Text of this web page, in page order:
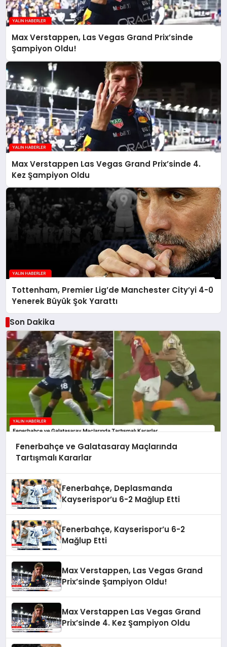
Max Verstappen, Las Vegas Grand Prix’sinde
Şampiyon Oldu!
Max Verstappen Las Vegas Grand Prix’sinde 4.
Kez Şampiyon Oldu
Tottenham, Premier Lig’de Manchester City’yi 4-0
Yenerek Büyük Şok Yarattı
Son Dakika
Fenerbahçe ve Galatasaray Maçlarında
Tartışmalı Kararlar
Fenerbahçe, Deplasmanda
Kayserispor’u 6-2 Mağlup Etti
Fenerbahçe, Kayserispor’u 6-2
Mağlup Etti
Max Verstappen, Las Vegas Grand
Prix’sinde Şampiyon Oldu!
Max Verstappen Las Vegas Grand
Prix’sinde 4. Kez Şampiyon Oldu